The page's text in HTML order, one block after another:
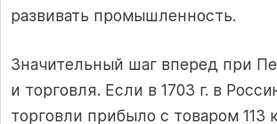
развивать промышленность.
Значительный шаг вперед при
и торговля. Если в 1703 г. в
торговли прибыло с товаром 113